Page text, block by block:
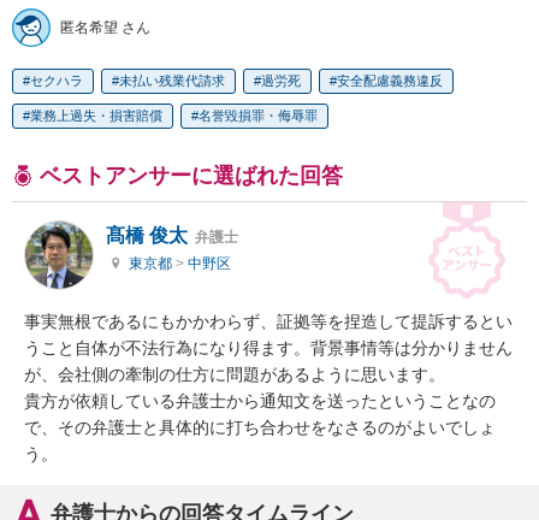
匿名希望 さん
セクハラ 未払い残業代請求 過労死 安全配慮義務違反
業務上過失・損害賠償 名誉毀損罪・侮辱罪
ベストアンサーに選ばれた回答
髙橋 俊太 弁護士
東京都 > 中野区
事実無根であるにもかかわらず、証拠等を捏造して提訴するとい
うこと自体が不法行為になり得ます。背景事情等は分かりません
が、会社側の牽制の仕方に問題があるように思います。
貴方が依頼している弁護士から通知文を送ったということなの
で、その弁護士と具体的に打ち合わせをなさるのがよいでしょ
う。
弁護士からの回答タイムライン